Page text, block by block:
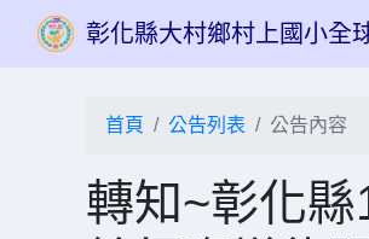
彰化縣大村鄉村上國小全
首頁 公告列表 公告內容
轉知~彰化